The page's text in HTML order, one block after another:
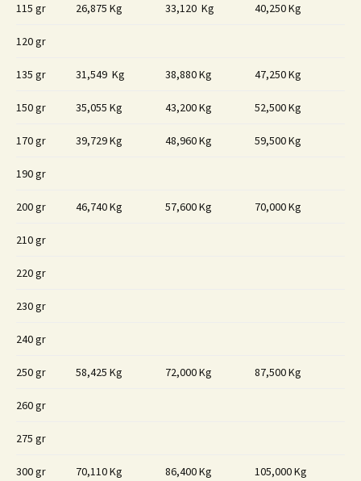
115 gr 26,875 Kg 33,120 Kg 40,250 Kg
120 gr
135 gr 31,549 Kg 38,880 Kg 47,250 Kg
150 gr 35,055 Kg 43,200 Kg 52,500 Kg
170 gr 39,729 Kg 48,960 Kg 59,500 Kg
190 gr
200 gr 46,740 Kg 57,600 Kg 70,000 Kg
210 gr
220 gr
230 gr
240 gr
250 gr 58,425 Kg 72,000 Kg 87,500 Kg
260 gr
275 gr
300 gr 70,110 Kg 86,400 Kg 105,000 Kg